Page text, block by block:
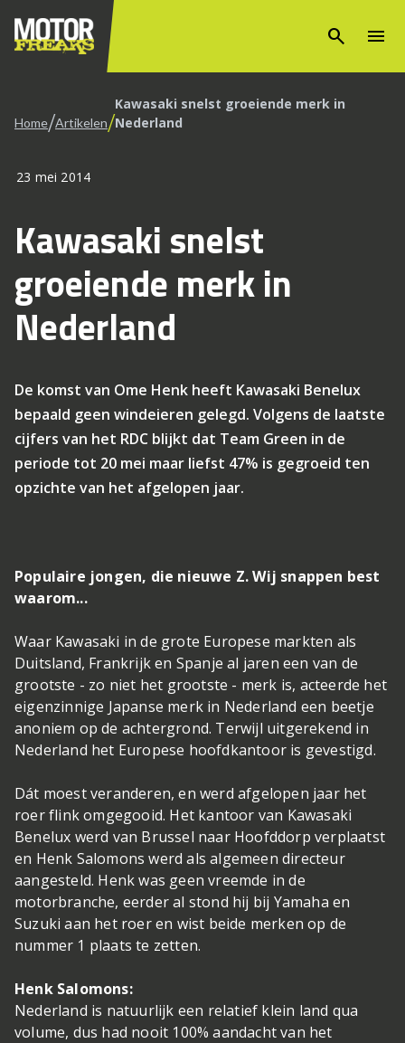
search menu
Home/Artikelen/Kawasaki snelst groeiende merk in
Nederland
23 mei 2014
Kawasaki snelst
groeiende merk in
Nederland
De komst van Ome Henk heeft Kawasaki Benelux
bepaald geen windeieren gelegd. Volgens de laatste
cijfers van het RDC blijkt dat Team Green in de
periode tot 20 mei maar liefst 47% is gegroeid ten
opzichte van het afgelopen jaar.
Populaire jongen, die nieuwe Z. Wij snappen best
waarom...
Waar Kawasaki in de grote Europese markten als
Duitsland, Frankrijk en Spanje al jaren een van de
grootste - zo niet het grootste - merk is, acteerde het
eigenzinnige Japanse merk in Nederland een beetje
anoniem op de achtergrond. Terwijl uitgerekend in
Nederland het Europese hoofdkantoor is gevestigd.
Dát moest veranderen, en werd afgelopen jaar het
roer flink omgegooid. Het kantoor van Kawasaki
Benelux werd van Brussel naar Hoofddorp verplaatst
en Henk Salomons werd als algemeen directeur
aangesteld. Henk was geen vreemde in de
motorbranche, eerder al stond hij bij Yamaha en
Suzuki aan het roer en wist beide merken op de
nummer 1 plaats te zetten.
Henk Salomons:
Nederland is natuurlijk een relatief klein land qua
volume, dus had nooit 100% aandacht van het